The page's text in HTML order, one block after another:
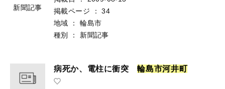
新聞記事
掲載ページ
：
34
地域
：
輪島市
種別
： 新聞記事
病死か、電柱に衝突輪島市河井町